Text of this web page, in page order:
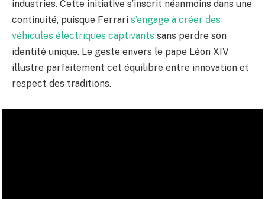
industries. Cette initiative s’inscrit néanmoins dans une
continuité, puisque Ferrari s’engage à créer des
véhicules électriques captivants sans perdre son
identité unique. Le geste envers le pape Léon XIV
illustre parfaitement cet équilibre entre innovation et
respect des traditions.